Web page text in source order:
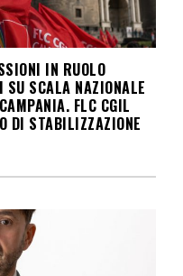
IN RUOLO
SCALA NAZIONALE
FLC CGIL
DI STABILIZZAZIONE